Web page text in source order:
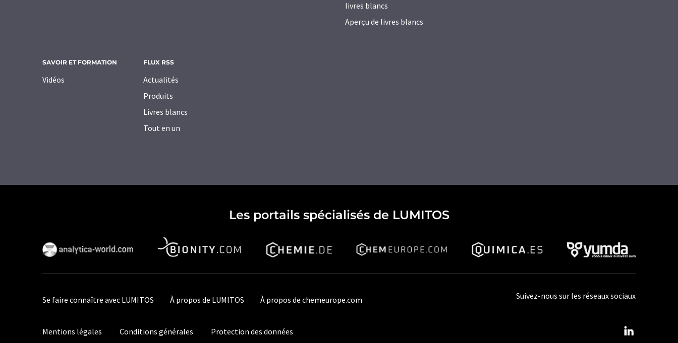
livres blancs
Aperçu de livres blancs
SAVOIR ET FORMATION
Vidéos
FLUX RSS
Actualités
Produits
Livres blancs
Tout en un
Les portails spécialisés de LUMITOS
Se faire connaître avec LUMITOS À propos de LUMITOS À propos de chemeurope.com
Mentions légales Conditions générales Protection des données
Suivez-nous sur les réseaux sociaux